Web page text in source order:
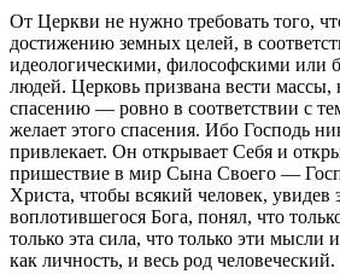
От Церкви не нужно требовать того,
достижению земных целей, в
идеологическими, философскими или
людей. Церковь призвана вести массы,
спасению — ровно в соответствии с
желает этого спасения. Ибо Господь
привлекает. Он открывает Себя и
пришествие в мир Сына Своего —
Христа, чтобы всякий человек, увидев
воплотившегося Бога, понял, что
только эта сила, что только эти мысли
как личность, и весь род человеческий.